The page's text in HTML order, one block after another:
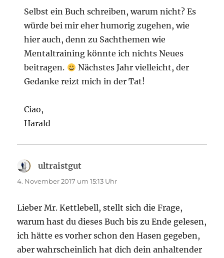
Selbst ein Buch schreiben, warum nicht? Es
würde bei mir eher humorig zugehen, wie
hier auch, denn zu Sachthemen wie
Mentaltraining könnte ich nichts Neues
beitragen.
Nächstes Jahr vielleicht, der
Gedanke reizt mich in der Tat!
Ciao,
Harald
ultraistgut
4. November 2017 um 15:13 Uhr
Lieber Mr. Kettlebell, stellt sich die Frage,
warum hast du dieses Buch bis zu Ende gelesen,
ich hätte es vorher schon den Hasen gegeben,
aber wahrscheinlich hat dich dein anhaltender